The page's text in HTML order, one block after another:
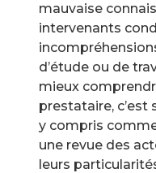
mauvaise
intervenants
d’étude ou de
mieux
prestataire, c’est
y compris
une revue des
leurs